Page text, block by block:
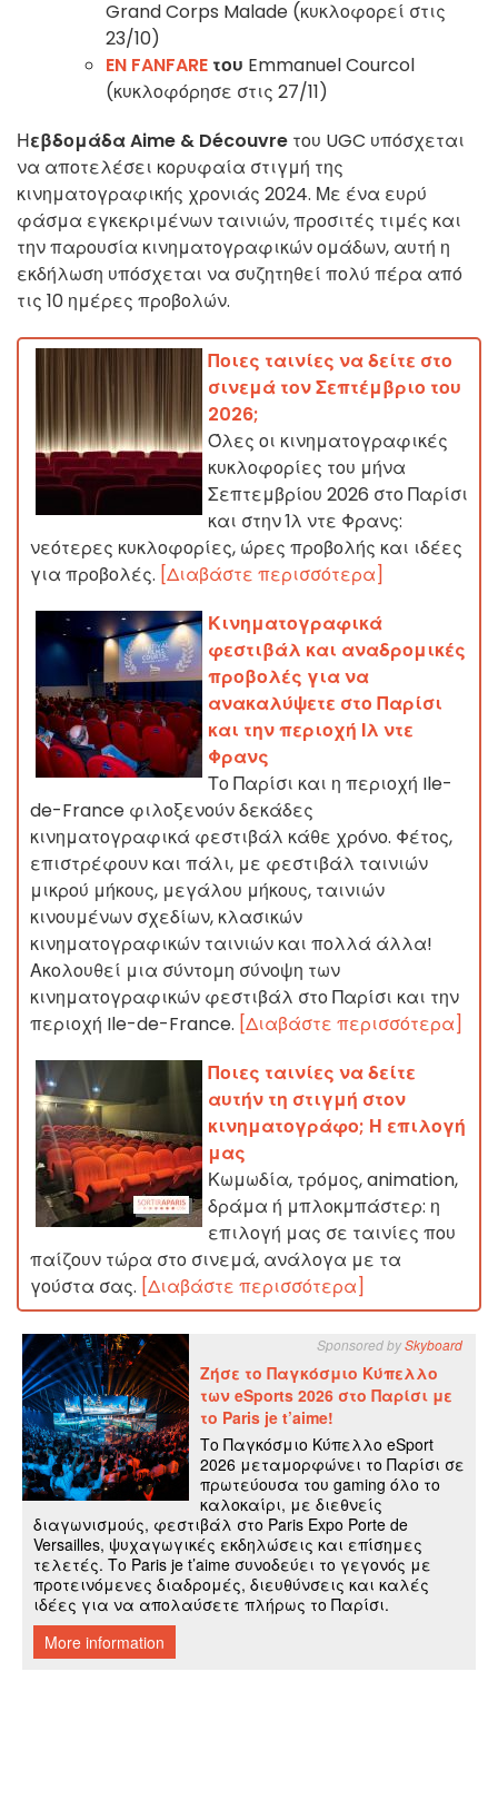
Grand Corps Malade (κυκλοφορεί στις
23/10)
EN FANFARE του Emmanuel Courcol
(κυκλοφόρησε στις 27/11)
Ηεβδομάδα Aime & Découvre του UGC υπόσχεται
να αποτελέσει κορυφαία στιγμή της
κινηματογραφικής χρονιάς 2024. Με ένα ευρύ
φάσμα εγκεκριμένων ταινιών, προσιτές τιμές και
την παρουσία κινηματογραφικών ομάδων, αυτή η
εκδήλωση υπόσχεται να συζητηθεί πολύ πέρα από
τις 10 ημέρες προβολών.
Ποιες ταινίες να δείτε στο
σινεμά τον Σεπτέμβριο του
2026;
Όλες οι κινηματογραφικές
κυκλοφορίες του μήνα
Σεπτεμβρίου 2026 στο Παρίσι
και στην Ίλ ντε Φρανς:
νεότερες κυκλοφορίες, ώρες προβολής και ιδέες
για προβολές. [Διαβάστε περισσότερα]
Κινηματογραφικά
φεστιβάλ και αναδρομικές
προβολές για να
ανακαλύψετε στο Παρίσι
και την περιοχή Ιλ ντε
Φρανς
Το Παρίσι και η περιοχή Ile-
de-France φιλοξενούν δεκάδες
κινηματογραφικά φεστιβάλ κάθε χρόνο. Φέτος,
επιστρέφουν και πάλι, με φεστιβάλ ταινιών
μικρού μήκους, μεγάλου μήκους, ταινιών
κινουμένων σχεδίων, κλασικών
κινηματογραφικών ταινιών και πολλά άλλα!
Ακολουθεί μια σύντομη σύνοψη των
κινηματογραφικών φεστιβάλ στο Παρίσι και την
περιοχή Ile-de-France. [Διαβάστε περισσότερα]
Ποιες ταινίες να δείτε
αυτήν τη στιγμή στον
κινηματογράφο; Η επιλογή
μας
Κωμωδία, τρόμος, animation,
δράμα ή μπλοκμπάστερ: η
επιλογή μας σε ταινίες που
παίζουν τώρα στο σινεμά, ανάλογα με τα
γούστα σας. [Διαβάστε περισσότερα]